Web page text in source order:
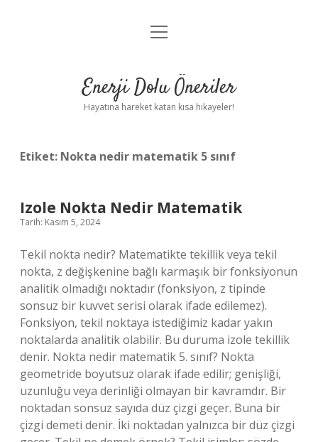
Anasayfa
Yasal Uyarı
menüyü
Enerji Dolu Öneriler
Hayatına hareket katan kısa hikayeler!
Etiket: Nokta nedir matematik 5 sınıf
Izole Nokta Nedir Matematik
Tarih: Kasım 5, 2024
Tekil nokta nedir? Matematikte tekillik veya tekil
nokta, z değişkenine bağlı karmaşık bir fonksiyonun
analitik olmadığı noktadır (fonksiyon, z tipinde
sonsuz bir kuvvet serisi olarak ifade edilemez).
Fonksiyon, tekil noktaya istediğimiz kadar yakın
noktalarda analitik olabilir. Bu duruma izole tekillik
denir. Nokta nedir matematik 5. sınıf? Nokta
geometride boyutsuz olarak ifade edilir; genişliği,
uzunluğu veya derinliği olmayan bir kavramdır. Bir
noktadan sonsuz sayıda düz çizgi geçer. Buna bir
çizgi demeti denir. İki noktadan yalnızca bir düz çizgi